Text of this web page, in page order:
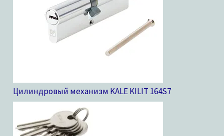
Цилиндровый механизм KALE KILIT 164S7